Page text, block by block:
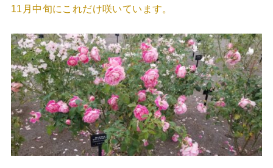
11月中旬にこれだけ咲いています。